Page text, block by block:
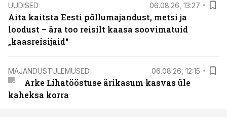
UUDISED 06.08.26, 13:27
Aita kaitsta Eesti põllumajandust, metsi ja
loodust – ära too reisilt kaasa soovimatuid
„kaasreisijaid“
MAJANDUSTULEMUSED 06.08.26, 12:15
Arke Lihatööstuse ärikasum kasvas üle
kaheksa korra